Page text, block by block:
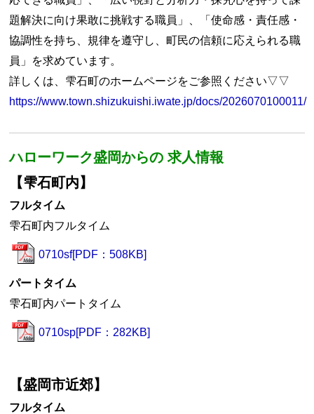
題解決に向け果敢に挑戦する職員」、「使命感・責任感・
協調性を持ち、規律を遵守し、町民の信頼に応えられる職
員」を求めています。
詳しくは、雫石町のホームページをご参照ください▽▽
https://www.town.shizukuishi.iwate.jp/docs/2026070100011/
ハローワーク盛岡からの 求人情報
【雫石町内】
フルタイム
雫石町内フルタイム
0710sf[PDF：508KB]
パートタイム
雫石町内パートタイム
0710sp[PDF：282KB]
【盛岡市近郊】
フルタイム